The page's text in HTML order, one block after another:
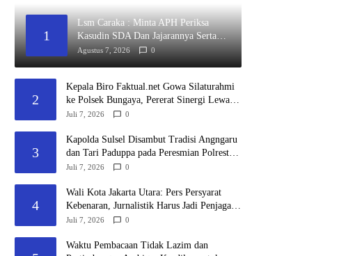
1
Lsm Caraka : Minta APH Periksa
Kasudin SDA Dan Jajarannya Serta
Kontraktor Pelaksana Proyek Tahun
Agustus 7, 2026 0
2
Kepala Biro Faktual.net Gowa Silaturahmi
ke Polsek Bungaya, Pererat Sinergi Lewat
Makan Bersama Personel
Juli 7, 2026 0
3
Kapolda Sulsel Disambut Tradisi Angngaru
dan Tari Paduppa pada Peresmian Polresta
Gowa
Juli 7, 2026 0
4
Wali Kota Jakarta Utara: Pers Persyarat
Kebenaran, Jurnalistik Harus Jadi Penjaga
Demokrasi di Era Digital
Juli 7, 2026 0
Waktu Pembacaan Tidak Lazim dan